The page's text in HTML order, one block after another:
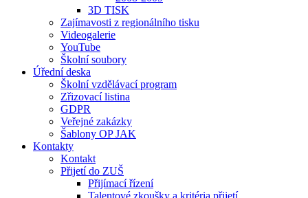
3D TISK
Zajímavosti z regionálního tisku
Videogalerie
YouTube
Školní soubory
Úřední deska
Školní vzdělávací program
Zřizovací listina
GDPR
Veřejné zakázky
Šablony OP JAK
Kontakty
Kontakt
Přijetí do ZUŠ
Přijímací řízení
Talentové zkoušky a kritéria přijetí